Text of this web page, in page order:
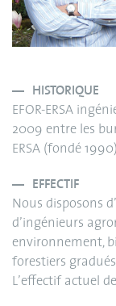
HISTORIQUE
EFOR-ERSA
2009 entre les
ERSA (fondé
EFFECTIF
Nous disposons
d’ingénieurs
environnement,
forestiers
L’effectif actuel